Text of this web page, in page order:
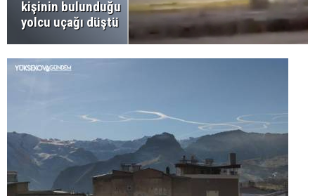
kişinin bulunduğu
yolcu uçağı düştü